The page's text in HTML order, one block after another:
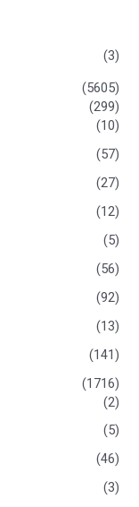
(3)
(5605)
(299)
(10)
(57)
(27)
(12)
(5)
(56)
(92)
(13)
(141)
(1716)
(2)
(5)
(46)
(3)